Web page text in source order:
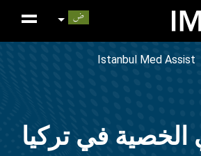
Istanbul Med Assist
الخصية في تركيا